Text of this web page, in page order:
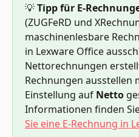
💡 Tipp für E-
(ZUGFeRD und
maschinenlesbare
in Lexware Office
Nettorechnungen
Rechnungen ausstellen
Einstellung auf Netto
Informationen finden
Sie eine E-Rechnung in